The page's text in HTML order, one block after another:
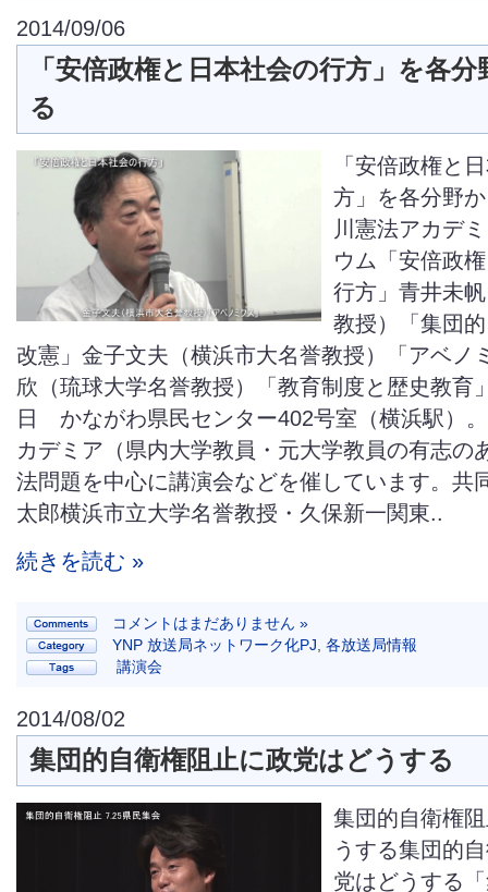
2014/09/06
「安倍政権と日本社会の行方」を各
る
「安倍政権と
方」を各分野
川憲法アカデ
ウム「安倍政
行方」青井未
教授）「集団
改憲」金子文夫（横浜市大名誉教授）「アベノ
欣（琉球大学名誉教授）「教育制度と歴史教育
日 かながわ県民センター402号室（横浜駅）
カデミア（県内大学教員・元大学教員の有志の
法問題を中心に講演会などを催しています。共
太郎横浜市立大学名誉教授・久保新一関東..
続きを読む »
コメントはまだありません »
YNP 放送局ネットワーク化PJ 各放送局情報
講演会
2014/08/02
集団的自衛権阻止に政党はどうする
集団的自衛権
うする集団的
党はどうする